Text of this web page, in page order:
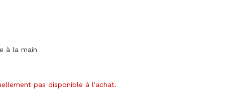
à la main
pas disponible à l'achat.